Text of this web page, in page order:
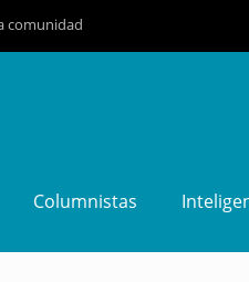
comunidad
Columnistas